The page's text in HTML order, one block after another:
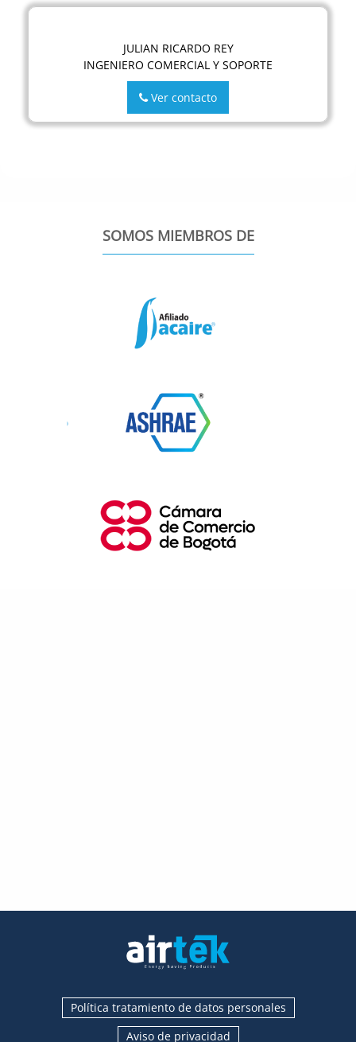
JULIAN RICARDO REY
INGENIERO COMERCIAL Y SOPORTE
Ver contacto
SOMOS MIEMBROS DE
Política tratamiento de datos personales
Aviso de privacidad